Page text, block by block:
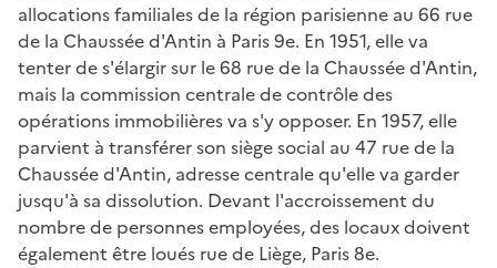
allocations familiales de la région parisienne au 66 rue
de la Chaussée d'Antin à Paris 9e. En 1951, elle va
tenter de s'élargir sur le 68 rue de la Chaussée d'Antin,
mais la commission centrale de contrôle des
opérations immobilières va s'y opposer. En 1957, elle
parvient à transférer son siège social au 47 rue de la
Chaussée d'Antin, adresse centrale qu'elle va garder
jusqu'à sa dissolution. Devant l'accroissement du
nombre de personnes employées, des locaux doivent
également être loués rue de Liège, Paris 8e.